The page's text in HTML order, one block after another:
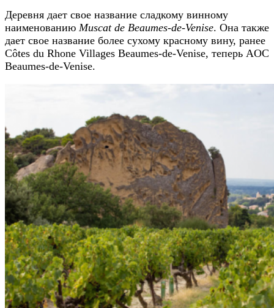
Деревня дает свое название сладкому винному
наименованию Muscat de Beaumes-de-Venise. Она также
дает свое название более сухому красному вину, ранее
Côtes du Rhone Villages Beaumes-de-Venise, теперь AOC
Beaumes-de-Venise.